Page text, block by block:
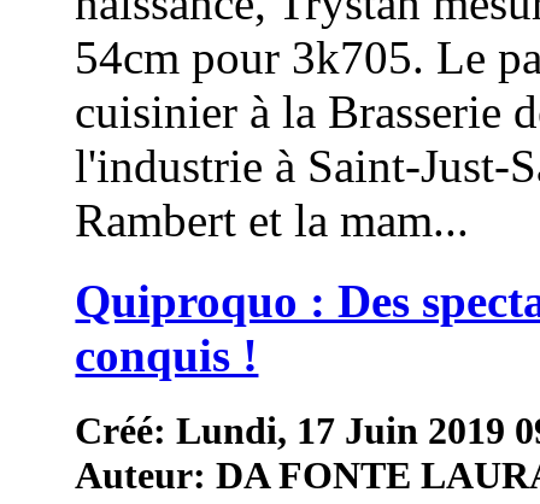
54cm pour 3k705. Le
cuisinier à la Brasserie
l'industrie à Saint-Just-
Rambert et la mam...
Quiproquo : Des
conquis !
Créé: Lundi, 17 Juin 2019
Auteur: DA FONTE